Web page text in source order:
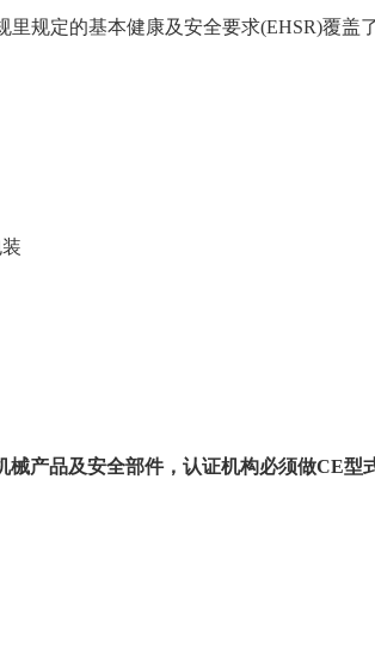
规定的基本健康及安全要求(EHSR)覆盖
械产品及安全部件，认证机构必须做CE型